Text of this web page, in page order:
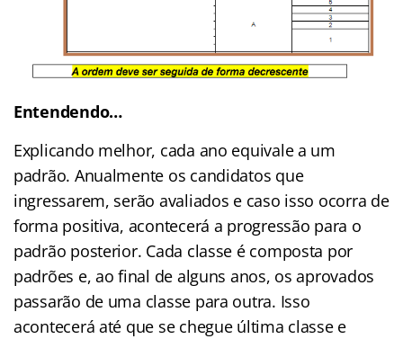
Entendendo…
Explicando melhor, cada ano equivale a um
padrão. Anualmente os candidatos que
ingressarem, serão avaliados e caso isso ocorra de
forma positiva, acontecerá a progressão para o
padrão posterior. Cada classe é composta por
padrões e, ao final de alguns anos, os aprovados
passarão de uma classe para outra. Isso
acontecerá até que se chegue última classe e